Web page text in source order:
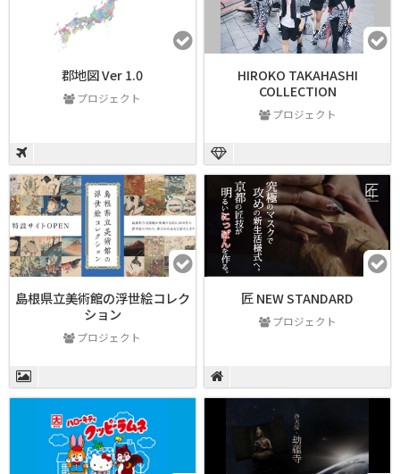
郡地図 Ver 1.0
プロジェクト
HIROKO TAKAHASHI
COLLECTION
プロジェクト
島根県立美術館の浮世絵コレク
ション
プロジェクト
匠 NEW STANDARD
プロジェクト